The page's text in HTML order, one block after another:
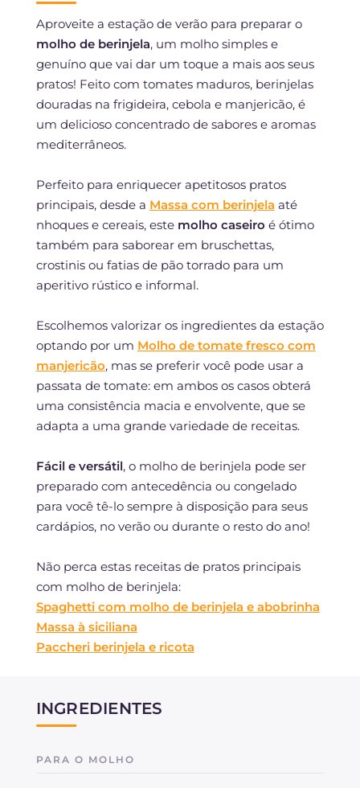
Aproveite a estação de verão para preparar o
molho de berinjela, um molho simples e
genuíno que vai dar um toque a mais aos seus
pratos! Feito com tomates maduros, berinjelas
douradas na frigideira, cebola e manjericão, é
um delicioso concentrado de sabores e aromas
mediterrâneos.
Perfeito para enriquecer apetitosos pratos
principais, desde a Massa com berinjela até
nhoques e cereais, este molho caseiro é ótimo
também para saborear em bruschettas,
crostinis ou fatias de pão torrado para um
aperitivo rústico e informal.
Escolhemos valorizar os ingredientes da estação
optando por um Molho de tomate fresco com
manjericão, mas se preferir você pode usar a
passata de tomate: em ambos os casos obterá
uma consistência macia e envolvente, que se
adapta a uma grande variedade de receitas.
Fácil e versátil, o molho de berinjela pode ser
preparado com antecedência ou congelado
para você tê-lo sempre à disposição para seus
cardápios, no verão ou durante o resto do ano!
Não perca estas receitas de pratos principais
com molho de berinjela:
Spaghetti com molho de berinjela e abobrinha
Massa à siciliana
Paccheri berinjela e ricota
INGREDIENTES
PARA O MOLHO